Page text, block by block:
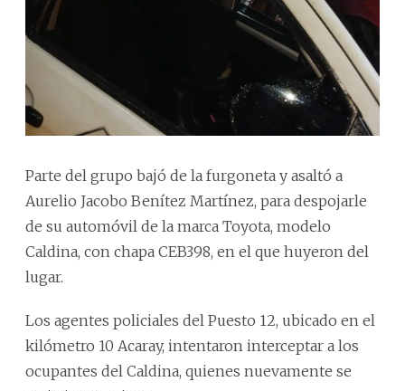
Parte del grupo bajó de la furgoneta y asaltó a
Aurelio Jacobo Benítez Martínez, para despojarle
de su automóvil de la marca Toyota, modelo
Caldina, con chapa CEB398, en el que huyeron del
lugar.
Los agentes policiales del Puesto 12, ubicado en el
kilómetro 10 Acaray, intentaron interceptar a los
ocupantes del Caldina, quienes nuevamente se